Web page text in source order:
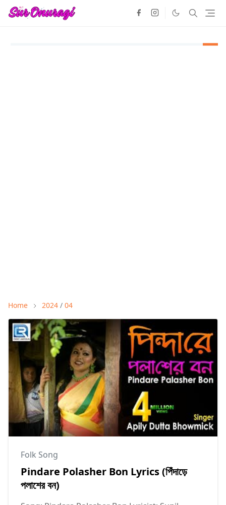
Home 2024 / 04
Folk Song
Pindare Polasher Bon Lyrics (পিঁদাড়ে
পলাশের বন)